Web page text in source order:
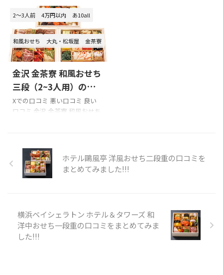
ち一段（京風白味噌雑煮付）
の ...
屋町「さつき」監修おせち 皐
撰を購入の際の参考に是非ど
うぞ!!! 京都木屋町「さつき」監
修おせち 皐撰のXでの口コミ
おせち福袋到着
大吉の京都
木屋町さつきの「皐撰」でし
た！発送元関係なかった
鮑
の姿煮4個は多すぎた
— あすかちん
2～3人前 4万円以内 あ10all
和風おせち 大丸・松坂屋
金茶寮
2025/9/29
金沢 金茶寮 和風おせち
三段（2~3人用）の口
コミをまとめてみまし
た!!!
Xでの口コミ 悪い口コミ 良い
口コミ 金沢 金茶寮 和風おせち
理は金沢の料亭、金茶寮のお
せちです。火曜いいともでやっ
てたのは金城樓のお高いおせ
みた (@sabori_tagari)
December 31, 2012 今日は飲
んだくれの日。昨日一昨日お
ホテル鷗風亭 洋風おせち二段重の口コミを
まとめてみました!!!
横浜ベイシェラトン ホテル＆タワーズ 和
洋中おせち一段重の口コミをまとめてみま
した!!!